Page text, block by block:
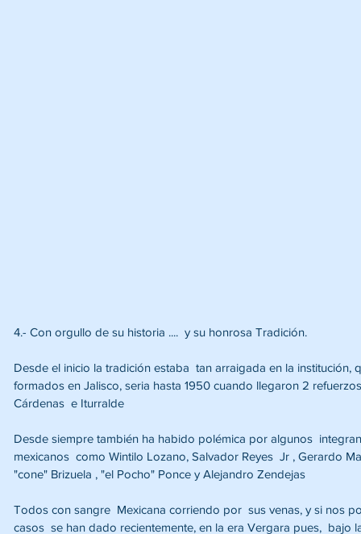
4.- Con orgullo de su historia ....  y su honrosa Tradición.
Desde el inicio la tradición estaba  tan arraigada en la
formados en Jalisco, seria hasta 1950 cuando llegaron 2
Cárdenas  e Iturralde
Desde siempre también ha habido polémica por algunos
mexicanos  como Wintilo Lozano, Salvador Reyes  Jr , Gerardo
"cone" Brizuela , "el Pocho" Ponce y Alejandro Zendejas
Todos con sangre  Mexicana corriendo por  sus venas, y si nos
casos  se han dado recientemente, en la era Vergara pues,